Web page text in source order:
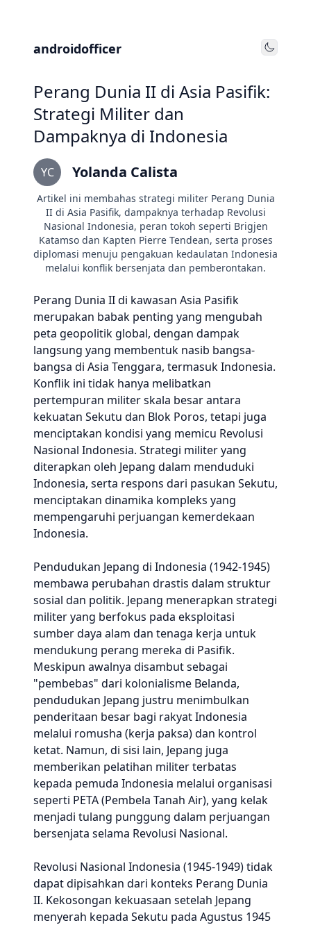
androidofficer Toggle
Perang Dunia II di Asia Pasifik:
Strategi Militer dan
Dampaknya di Indonesia
YC Yolanda Calista
Artikel ini membahas strategi militer Perang Dunia
II di Asia Pasifik, dampaknya terhadap Revolusi
Nasional Indonesia, peran tokoh seperti Brigjen
Katamso dan Kapten Pierre Tendean, serta proses
diplomasi menuju pengakuan kedaulatan Indonesia
melalui konflik bersenjata dan pemberontakan.
Perang Dunia II di kawasan Asia Pasifik
merupakan babak penting yang mengubah
peta geopolitik global, dengan dampak
langsung yang membentuk nasib bangsa-
bangsa di Asia Tenggara, termasuk Indonesia.
Konflik ini tidak hanya melibatkan
pertempuran militer skala besar antara
kekuatan Sekutu dan Blok Poros, tetapi juga
menciptakan kondisi yang memicu Revolusi
Nasional Indonesia. Strategi militer yang
diterapkan oleh Jepang dalam menduduki
Indonesia, serta respons dari pasukan Sekutu,
menciptakan dinamika kompleks yang
mempengaruhi perjuangan kemerdekaan
Indonesia.
Pendudukan Jepang di Indonesia (1942-1945)
membawa perubahan drastis dalam struktur
sosial dan politik. Jepang menerapkan strategi
militer yang berfokus pada eksploitasi
sumber daya alam dan tenaga kerja untuk
mendukung perang mereka di Pasifik.
Meskipun awalnya disambut sebagai
"pembebas" dari kolonialisme Belanda,
pendudukan Jepang justru menimbulkan
penderitaan besar bagi rakyat Indonesia
melalui romusha (kerja paksa) dan kontrol
ketat. Namun, di sisi lain, Jepang juga
memberikan pelatihan militer terbatas
kepada pemuda Indonesia melalui organisasi
seperti PETA (Pembela Tanah Air), yang kelak
menjadi tulang punggung dalam perjuangan
bersenjata selama Revolusi Nasional.
Revolusi Nasional Indonesia (1945-1949) tidak
dapat dipisahkan dari konteks Perang Dunia
II. Kekosongan kekuasaan setelah Jepang
menyerah kepada Sekutu pada Agustus 1945